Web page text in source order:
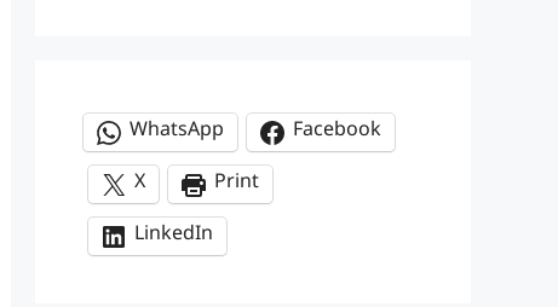
WhatsApp
Facebook
X
Print
LinkedIn